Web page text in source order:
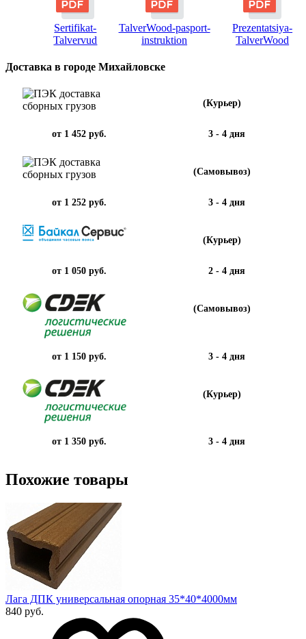
Sertifikat-
Talvervud
TalverWood-pasport-
instruktion
Prezentatsiya-
TalverWood
Доставка в городе Михайловске
(Курьер)
от 1 452 руб. 3 - 4 дня
(Самовывоз)
от 1 252 руб. 3 - 4 дня
(Курьер)
от 1 050 руб. 2 - 4 дня
(Самовывоз)
от 1 150 руб. 3 - 4 дня
(Курьер)
от 1 350 руб. 3 - 4 дня
Похожие товары
Лага ДПК универсальная опорная 35*40*4000мм
840 руб.